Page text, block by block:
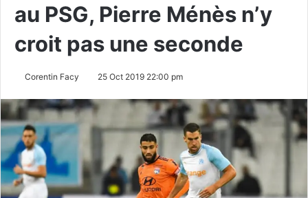
au PSG, Pierre Ménès n’y
croit pas une seconde
Corentin Facy 25 Oct 2019 22:00 pm